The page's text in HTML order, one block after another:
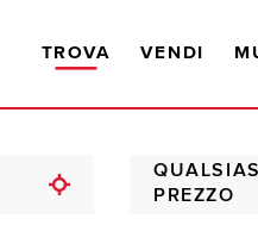
TROVA VENDI
QUALSIASI
PREZZO